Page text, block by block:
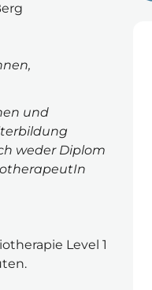
und
weder Diplom
Level 1